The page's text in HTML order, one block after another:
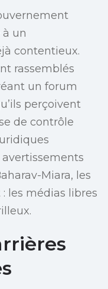
un
contentieux.
rassemblés
un forum
perçoivent
de contrôle
Miara, les
les médias libres